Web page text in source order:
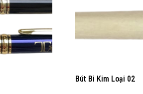
Bút Bi Kim Loại 02